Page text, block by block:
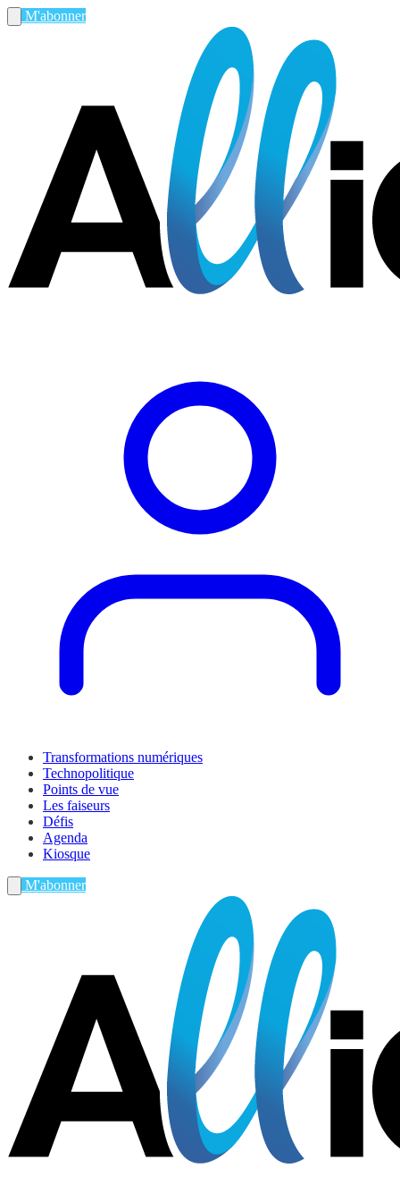
M'abonner
Transformations numériques
Technopolitique
Points de vue
Les faiseurs
Défis
Agenda
Kiosque
M'abonner